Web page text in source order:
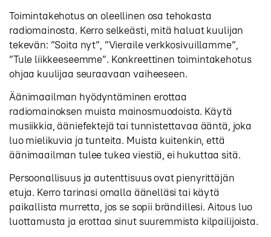
Toimintakehotus on oleellinen osa tehokasta
radiomainosta. Kerro selkeästi, mitä haluat kuulijan
tekevän: ”Soita nyt”, ”Vieraile verkkosivuillamme”,
”Tule liikkeeseemme”. Konkreettinen toimintakehotus
ohjaa kuulijaa seuraavaan vaiheeseen.
Äänimaailman hyödyntäminen erottaa
radiomainoksen muista mainosmuodoista. Käytä
musiikkia, ääniefektejä tai tunnistettavaa ääntä, joka
luo mielikuvia ja tunteita. Muista kuitenkin, että
äänimaailman tulee tukea viestiä, ei hukuttaa sitä.
Persoonallisuus ja autenttisuus ovat pienyrittäjän
etuja. Kerro tarinasi omalla äänelläsi tai käytä
paikallista murretta, jos se sopii brändillesi. Aitous luo
luottamusta ja erottaa sinut suuremmista kilpailijoista.